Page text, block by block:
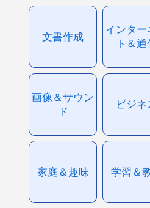
文書作成
インター
ト＆通
画像＆サウン
ド
ビジネ
家庭＆趣味 学習＆